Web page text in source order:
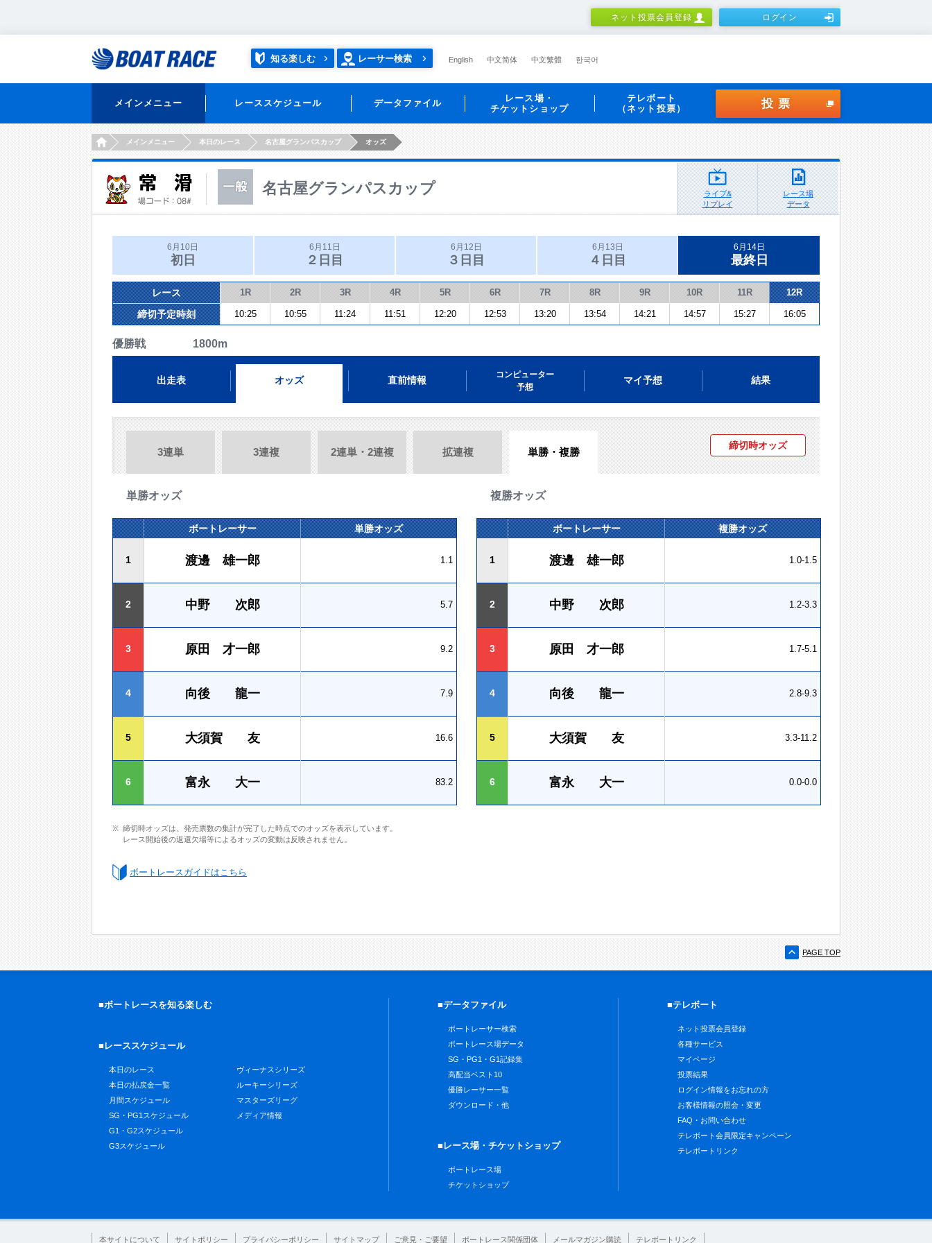
ネット投票会員登録 ログイン
知る楽しむ レーサー検索 English 中文简体 中文繁體 한국어
メインメニュー レーススケジュール データファイル
レース場・
チケットショップ
テレボート
（ネット投票）
投票
HOMEメインメニュー 本日のレース 名古屋グランパスカップ オッズ
名古屋グランパスカップ
ライブ&
リプレイ
レース場
データ
6月10日
初日
6月11日
２日目
6月12日
３日目
6月13日
４日目
6月14日
最終日
レース 1R 2R 3R 4R 5R 6R 7R 8R 9R 10R 11R 12R
締切予定時刻 10:25 10:55 11:24 11:51 12:20 12:53 13:20 13:54 14:21 14:57 15:27 16:05
優勝戦 1800m
出走表 オッズ 直前情報
コンピューター
予想
マイ予想 結果
3連単 3連複 2連単・2連複 拡連複 単勝・複勝
締切時オッズ
単勝オッズ
ボートレーサー 単勝オッズ
1 渡邊 雄一郎 1.1
2 中野 次郎 5.7
3 原田 才一郎 9.2
4 向後 龍一 7.9
5 大須賀 友 16.6
6 富永 大一 83.2
複勝オッズ
ボートレーサー 複勝オッズ
1 渡邊 雄一郎 1.0-1.5
2 中野 次郎 1.2-3.3
3 原田 才一郎 1.7-5.1
4 向後 龍一 2.8-9.3
5 大須賀 友 3.3-11.2
6 富永 大一 0.0-0.0
締切時オッズは、発売票数の集計が完了した時点でのオッズを表示しています。
レース開始後の返還欠場等によるオッズの変動は反映されません。
ボートレースガイドはこちら
PAGE TOP
■ボートレースを知る楽しむ
■レーススケジュール
本日のレース
本日の払戻金一覧
月間スケジュール
SG・PG1スケジュール
G1・G2スケジュール
G3スケジュール
ヴィーナスシリーズ
ルーキーシリーズ
マスターズリーグ
メディア情報
■データファイル
ボートレーサー検索
ボートレース場データ
SG・PG1・G1記録集
高配当ベスト10
優勝レーサー一覧
ダウンロード・他
■レース場・チケットショップ
ボートレース場
チケットショップ
■テレボート
ネット投票会員登録
各種サービス
マイページ
投票結果
ログイン情報をお忘れの方
お客様情報の照会・変更
FAQ・お問い合わせ
テレボート会員限定キャンペーン
テレボートリンク
本サイトについて サイトポリシー プライバシーポリシー サイトマップ ご意見・ご要望 ボートレース関係団体 メールマガジン購読 テレボートリンク